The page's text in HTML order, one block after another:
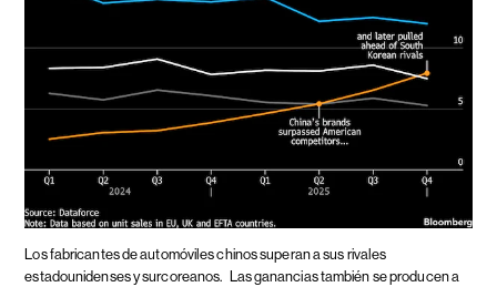
Los fabricantes de automóviles chinos superan a sus rivales
estadounidenses y surcoreanos. Las ganancias también se producen a